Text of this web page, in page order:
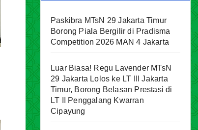
Paskibra MTsN 29 Jakarta Timur
Borong Piala Bergilir di Pradisma
Competition 2026 MAN 4 Jakarta
Luar Biasa! Regu Lavender MTsN
29 Jakarta Lolos ke LT III Jakarta
Timur, Borong Belasan Prestasi di
LT II Penggalang Kwarran
Cipayung